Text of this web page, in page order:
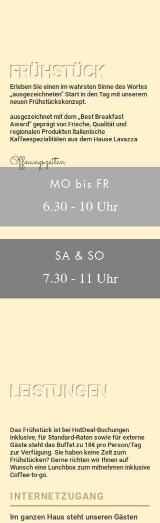
FRÜHSTÜCK
Erleben Sie einen im wahrsten Sinne des Wortes
„ausgezeichneten“ Start in den Tag mit unserem
neuen Frühstückskonzept.
ausgezeichnet mit dem „Best Breakfast
Award“ geprägt von Frische, Qualität und
regionalen Produkten italienische
Kaffeespezialitäten aus dem Hause Lavazza
MO bis FR
6.30 - 10 Uhr
SA & SO
7.30 - 11 Uhr
Öffnungszeiten
LEISTUNGEN
Das Frühstück ist bei HotDeal-Buchungen
inklusive, für Standard-Raten sowie für externe
Gäste steht das Buffet zu 18€ pro Person/Tag
zur Verfügung. Sie haben keine Zeit zum
Frühstücken? Gerne richten wir Ihnen auf
Wunsch eine Lunchbox zum mitnehmen inklusive
Coffee-to-go.
INTERNETZUGANG
Im ganzen Haus steht unseren Gästen